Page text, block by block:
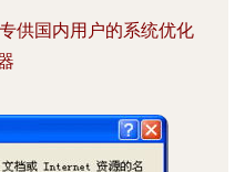
供国内用户的系统优化